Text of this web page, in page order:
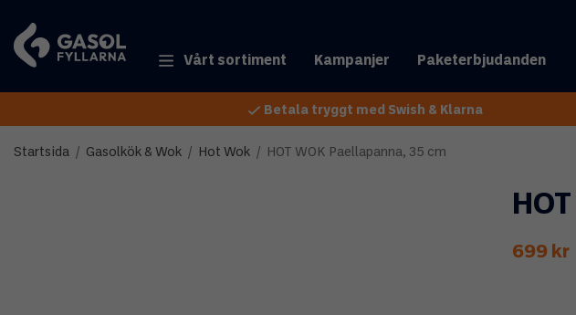
Vårt sortiment Kampanjer Paketerbjudanden
Betala tryggt med Swish & Klarna
Startsida / Gasolkök & Wok / Hot Wok / HOT WOK Paellapanna, 35 cm
699 kr